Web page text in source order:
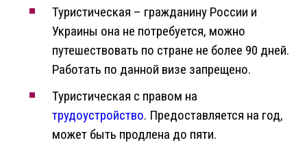
Туристическая – гражданину России и
Украины она не потребуется, можно
путешествовать по стране не более 90 дней.
Работать по данной визе запрещено.
Туристическая с правом на
трудоустройство. Предоставляется на год,
может быть продлена до пяти.